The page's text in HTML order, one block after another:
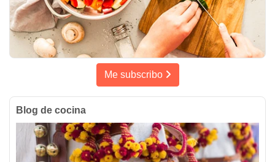
Me subscribo
Blog de cocina